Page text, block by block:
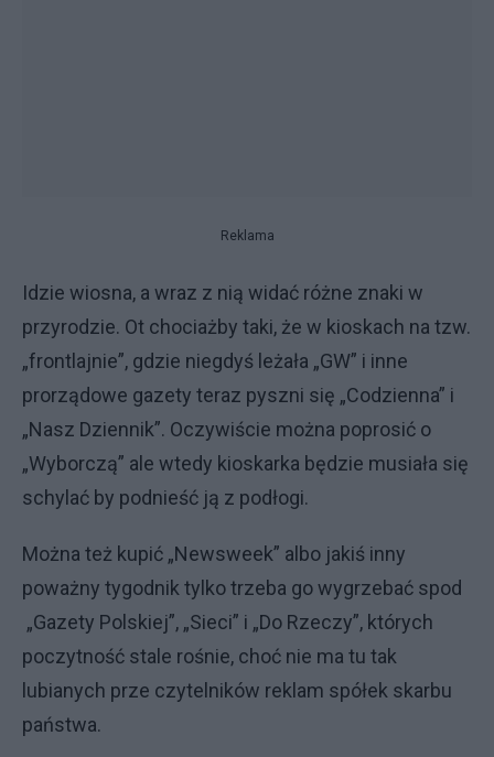
Reklama
Idzie wiosna, a wraz z nią widać różne znaki w
przyrodzie. Ot chociażby taki, że w kioskach na tzw.
„frontlajnie”, gdzie niegdyś leżała „GW” i inne
prorządowe gazety teraz pyszni się „Codzienna” i
„Nasz Dziennik”. Oczywiście można poprosić o
„Wyborczą” ale wtedy kioskarka będzie musiała się
schylać by podnieść ją z podłogi.
Można też kupić „Newsweek” albo jakiś inny
poważny tygodnik tylko trzeba go wygrzebać spod
„Gazety Polskiej”, „Sieci” i „Do Rzeczy”, których
poczytność stale rośnie, choć nie ma tu tak
lubianych prze czytelników reklam spółek skarbu
państwa.